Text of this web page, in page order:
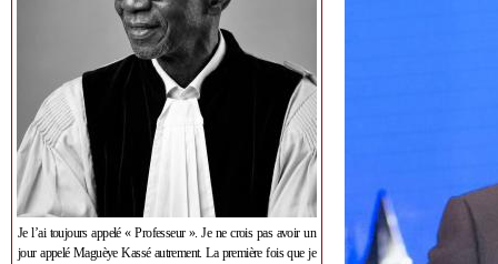
Je l’ai toujours appelé « Professeur ». Je ne crois pas avoir un
jour appelé Maguèye Kassé autrement. La première fois que je